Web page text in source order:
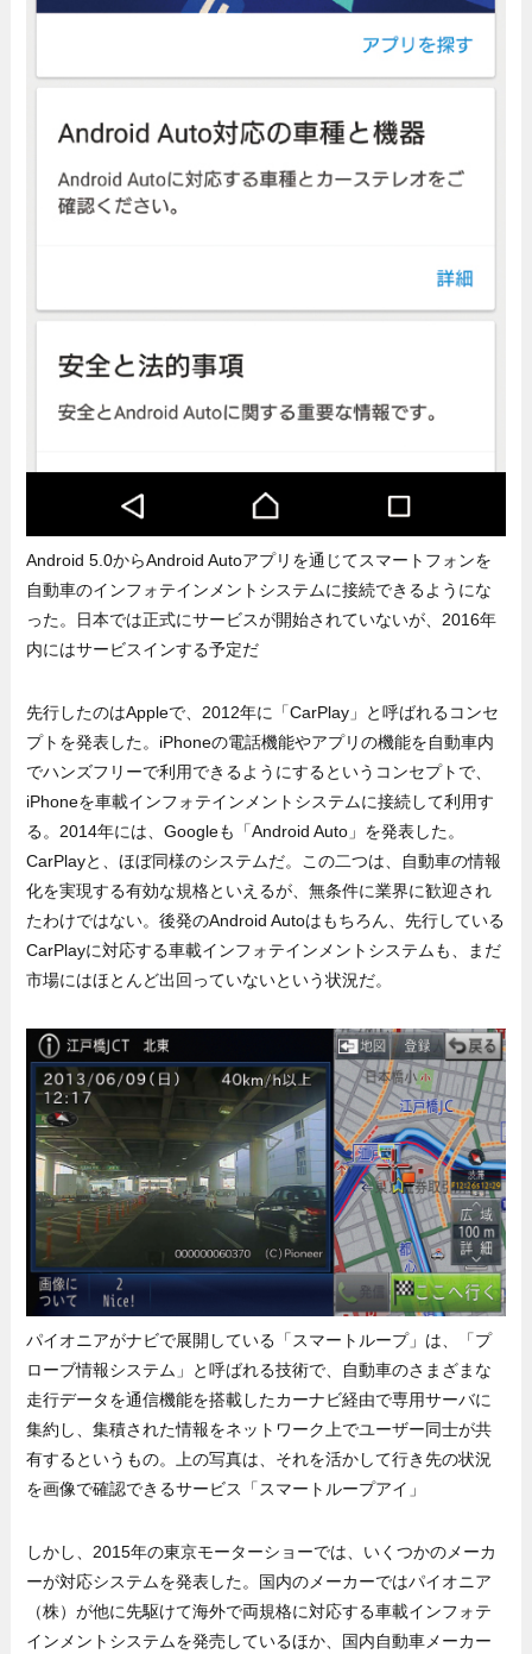
Android 5.0からAndroid Autoアプリを通じてスマートフォンを
自動車のインフォテインメントシステムに接続できるようにな
った。日本では正式にサービスが開始されていないが、2016年
内にはサービスインする予定だ
先行したのはAppleで、2012年に「CarPlay」と呼ばれるコンセ
プトを発表した。iPhoneの電話機能やアプリの機能を自動車内
でハンズフリーで利用できるようにするというコンセプトで、
iPhoneを車載インフォテインメントシステムに接続して利用す
る。2014年には、Googleも「Android Auto」を発表した。
CarPlayと、ほぼ同様のシステムだ。この二つは、自動車の情報
化を実現する有効な規格といえるが、無条件に業界に歓迎され
たわけではない。後発のAndroid Autoはもちろん、先行している
CarPlayに対応する車載インフォテインメントシステムも、まだ
市場にはほとんど出回っていないという状況だ。
パイオニアがナビで展開している「スマートループ」は、「プ
ローブ情報システム」と呼ばれる技術で、自動車のさまざまな
走行データを通信機能を搭載したカーナビ経由で専用サーバに
集約し、集積された情報をネットワーク上でユーザー同士が共
有するというもの。上の写真は、それを活かして行き先の状況
を画像で確認できるサービス「スマートループアイ」
しかし、2015年の東京モーターショーでは、いくつかのメーカ
ーが対応システムを発表した。国内のメーカーではパイオニア
（株）が他に先駆けて海外で両規格に対応する車載インフォテ
インメントシステムを発売しているほか、国内自動車メーカー